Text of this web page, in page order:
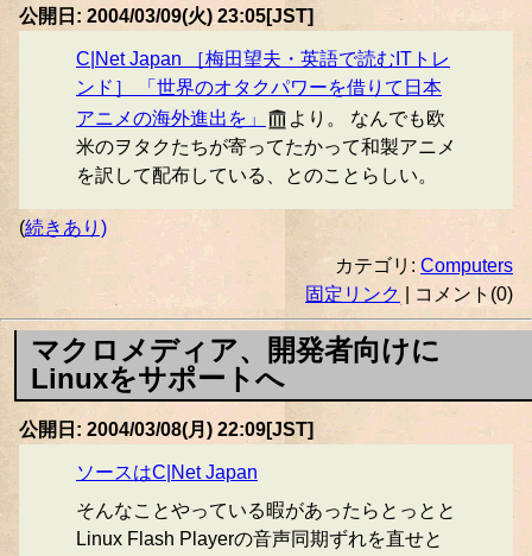
公開日: 2004/03/09(火) 23:05[JST]
C|Net Japan ［梅田望夫・英語で読むITトレ
ンド］ 「世界のオタクパワーを借りて日本
アニメの海外進出を」
より。 なんでも欧
米のヲタクたちが寄ってたかって和製アニメ
を訳して配布している、とのことらしい。
(続きあり)
カテゴリ: Computers
固定リンク
| コメント(0)
マクロメディア、開発者向けに
Linuxをサポートへ
公開日: 2004/03/08(月) 22:09[JST]
ソースはC|Net Japan
そんなことやっている暇があったらとっとと
Linux Flash Playerの音声同期ずれを直せと